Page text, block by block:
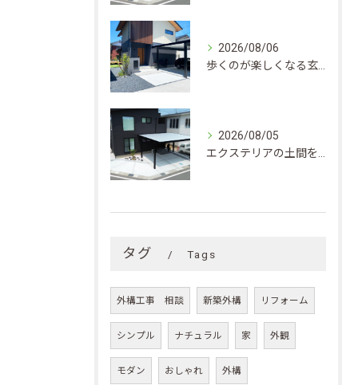
2026/08/06
2026/08/05
タグ Tags
外構工事 相談 新築外構 リフォーム
シンプル ナチュラル 家 外観
モダン おしゃれ 外構